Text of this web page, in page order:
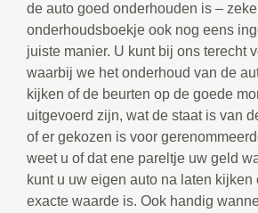
de auto goed onderhouden is –
onderhoudsboekje ook nog eens
juiste manier. U kunt bij ons terecht
waarbij we het onderhoud van de
kijken of de beurten op de goede
uitgevoerd zijn, wat de staat is van
of er gekozen is voor
weet u of dat ene pareltje uw geld
kunt u uw eigen auto na laten kijken
exacte waarde is. Ook handig